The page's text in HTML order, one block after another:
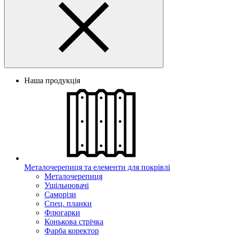
Наша продукція
Металочерепиця та елементи для покрівлі
Металочерепиця
Ущільнювачі
Саморізи
Спец. планки
Флюгарки
Конькова стрічка
Фарба коректор